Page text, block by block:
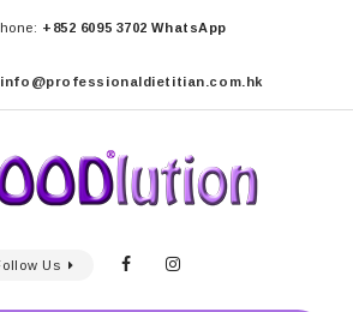
+852 6095 3702 WhatsApp
info@professionaldietitian.com.hk
Us